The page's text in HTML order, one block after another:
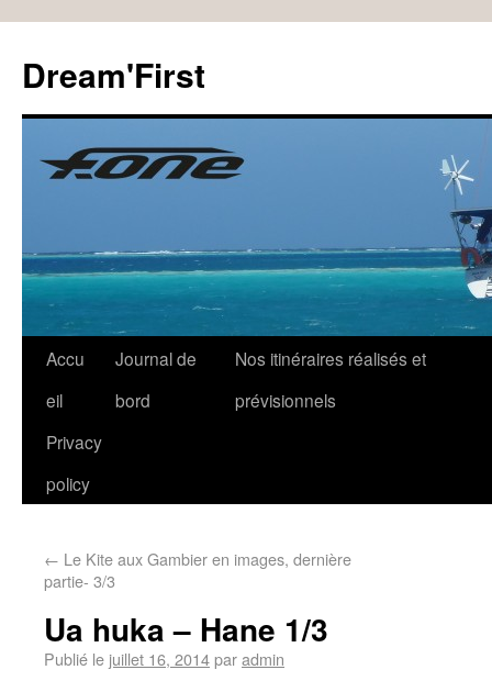
Dream'First
Accu
eil
Journal de
bord
Nos itinéraires réalisés et
prévisionnels
Privacy
policy
← Le Kite aux Gambier en images, dernière
partie- 3/3
Ua huka – Hane 1/3
Publié le juillet 16, 2014paradmin